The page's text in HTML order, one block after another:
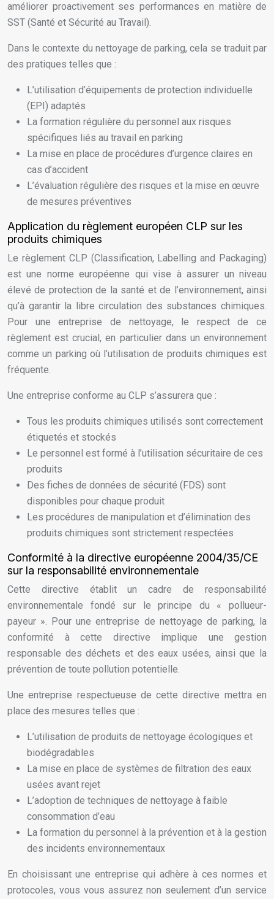
améliorer proactivement ses performances en matière de
SST (Santé et Sécurité au Travail).
Dans le contexte du nettoyage de parking, cela se traduit par
des pratiques telles que :
L’utilisation d’équipements de protection individuelle
(EPI) adaptés
La formation régulière du personnel aux risques
spécifiques liés au travail en parking
La mise en place de procédures d’urgence claires en
cas d’accident
L’évaluation régulière des risques et la mise en œuvre
de mesures préventives
Application du règlement européen CLP sur les
produits chimiques
Le règlement CLP (Classification, Labelling and Packaging)
est une norme européenne qui vise à assurer un niveau
élevé de protection de la santé et de l’environnement, ainsi
qu’à garantir la libre circulation des substances chimiques.
Pour une entreprise de nettoyage, le respect de ce
règlement est crucial, en particulier dans un environnement
comme un parking où l’utilisation de produits chimiques est
fréquente.
Une entreprise conforme au CLP s’assurera que :
Tous les produits chimiques utilisés sont correctement
étiquetés et stockés
Le personnel est formé à l’utilisation sécuritaire de ces
produits
Des fiches de données de sécurité (FDS) sont
disponibles pour chaque produit
Les procédures de manipulation et d’élimination des
produits chimiques sont strictement respectées
Conformité à la directive européenne 2004/35/CE
sur la responsabilité environnementale
Cette directive établit un cadre de responsabilité
environnementale fondé sur le principe du « pollueur-
payeur ». Pour une entreprise de nettoyage de parking, la
conformité à cette directive implique une gestion
responsable des déchets et des eaux usées, ainsi que la
prévention de toute pollution potentielle.
Une entreprise respectueuse de cette directive mettra en
place des mesures telles que :
L’utilisation de produits de nettoyage écologiques et
biodégradables
La mise en place de systèmes de filtration des eaux
usées avant rejet
L’adoption de techniques de nettoyage à faible
consommation d’eau
La formation du personnel à la prévention et à la gestion
des incidents environnementaux
En choisissant une entreprise qui adhère à ces normes et
protocoles, vous vous assurez non seulement d’un service